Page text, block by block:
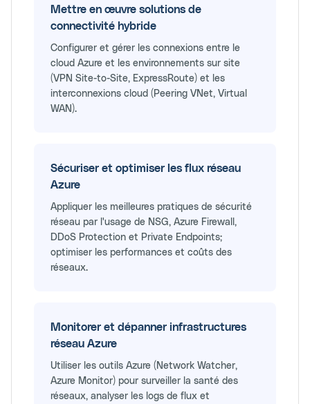
Mettre en œuvre solutions de
connectivité hybride
Configurer et gérer les connexions entre le
cloud Azure et les environnements sur site
(VPN Site-to-Site, ExpressRoute) et les
interconnexions cloud (Peering VNet, Virtual
WAN).
Sécuriser et optimiser les flux réseau
Azure
Appliquer les meilleures pratiques de sécurité
réseau par l'usage de NSG, Azure Firewall,
DDoS Protection et Private Endpoints;
optimiser les performances et coûts des
réseaux.
Monitorer et dépanner infrastructures
réseau Azure
Utiliser les outils Azure (Network Watcher,
Azure Monitor) pour surveiller la santé des
réseaux, analyser les logs de flux et